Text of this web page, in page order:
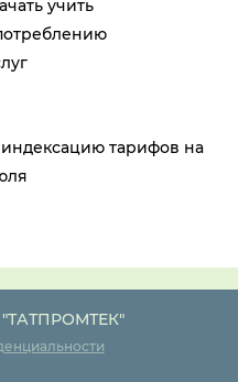
учить
тарифов на